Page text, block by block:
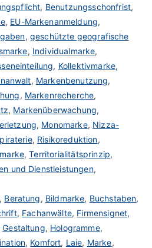
, Benutzungsschonfrist,
, EU-Markenanmeldung,
, geschützte geografische
, Individualmarke,
, Kollektivmarke,
, Markenbenutzung,
, Markenrecherche,
, Markenüberwachung,
, Monomarke, Nizza-
, Risikoreduktion,
,Territorialitätsprinzip,
und Dienstleistungen,
, Beratung, Bildmarke, Buchstaben,
, Fachanwälte, Firmensignet,
Gestaltung, Hologramme,
, Komfort, Laie, Marke,